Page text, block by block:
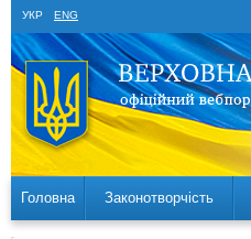
УКР ENG
Головна Законотворчість